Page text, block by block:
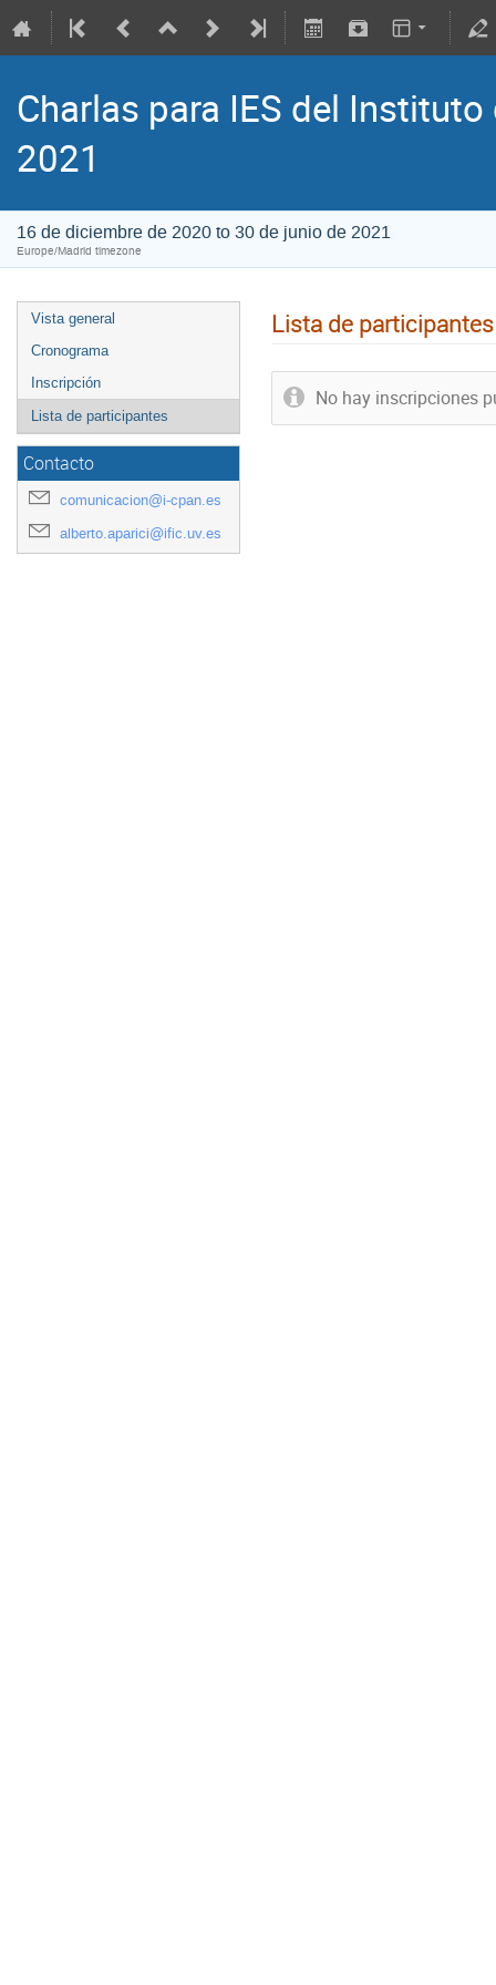
Charlas para IES del
2021
16 de diciembre de 2020 to 30 de junio de 2021
Europe/Madrid timezone
Vista general
Cronograma
Inscripción
Lista de participantes
Contacto
comunicacion@i-cpan.es
alberto.aparici@ific.uv.es
Lista de participantes
No hay inscripciones